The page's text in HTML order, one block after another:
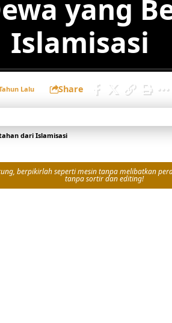
yang
Islamisasi
Lalu Share
dari Islamisasi
berpikirlah seperti mesin tanpa melibatkan
tanpa sortir dan editing!